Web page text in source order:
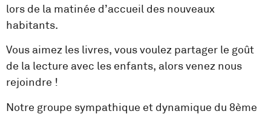
lors de la matinée d’accueil des nouveaux
habitants.
Vous aimez les livres, vous voulez partager le goût
de la lecture avec les enfants, alors venez nous
rejoindre !
Notre groupe sympathique et dynamique du 8ème